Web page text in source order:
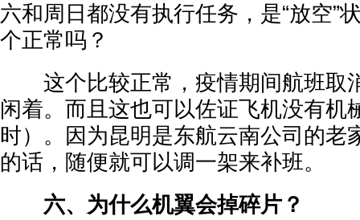
六和周日都没有执行任务，是“放空”
个正常吗？
这个比较正常，疫情期间航班取
闲着。而且这也可以佐证飞机没有机
时）。因为昆明是东航云南公司的老
的话，随便就可以调一架来补班。
六、为什么机翼会掉碎片？